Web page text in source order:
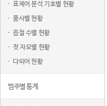
표제어 분석 기호별 현황
품사별 현황
음절 수별 현황
첫 자모별 현황
다의어 현황
범주별 통계